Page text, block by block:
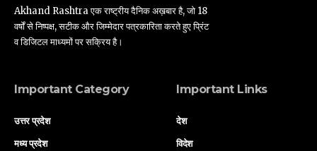
Akhand Rashtra एक राष्ट्रीय दैनिक अख़बार है, जो 18
वर्षों से निष्पक्ष, सटीक और जिम्मेदार पत्रकारिता करते हुए प्रिंट
व डिजिटल माध्यमों पर सक्रिय है।
Important Category
उत्तर प्रदेश
मध्य प्रदेश
Important Links
देश
विदेश